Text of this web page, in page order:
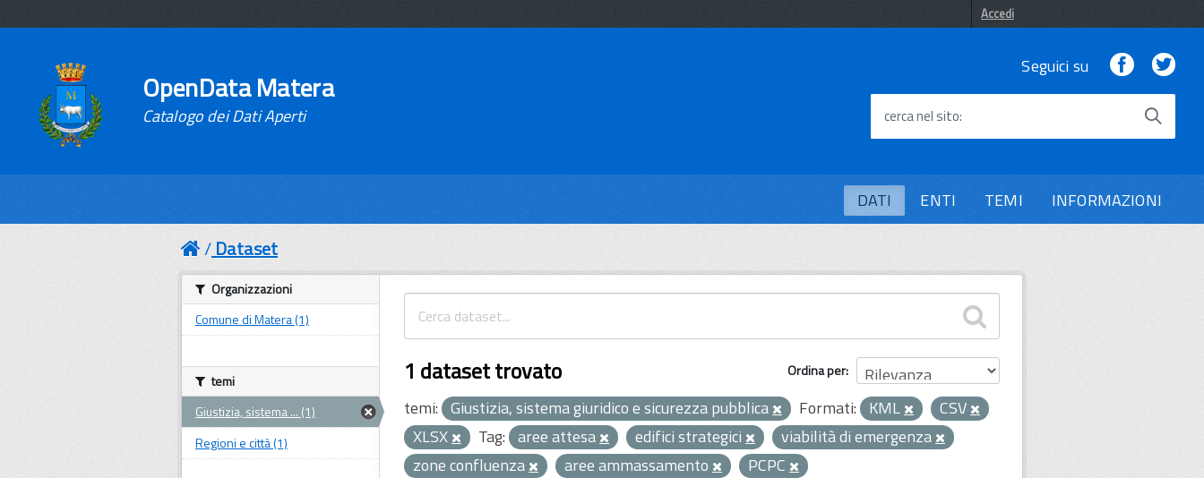
Accedi
OpenData Matera
Catalogo dei Dati Aperti
Seguici su Facebook
cerca nel sito
DATI ENTI TEMI INFORMAZIONI
Dataset
Ordina per
1 dataset trovato
temi: Giustizia, sistema giuridico e sicurezza pubblica Formati: KML
CSV
XLSX
Tag: aree attesa edifici strategici
viabilità di emergenza
zone confluenza
aree ammassamento PCPC
Organizzazioni
Comune di Matera (1)
temi
Giustizia, sistema ... (1)
Regioni e città (1)